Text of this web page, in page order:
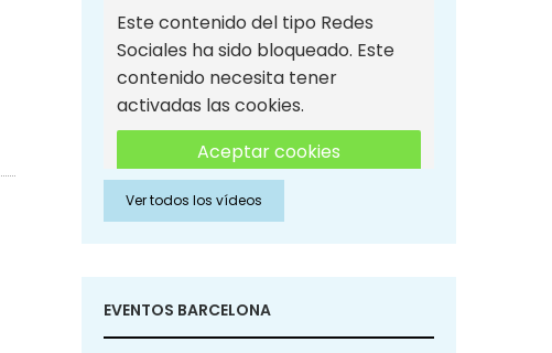
Este contenido del tipo Redes
Sociales ha sido bloqueado. Este
contenido necesita tener
activadas las cookies.
Aceptar cookies
Aceptar cookies de Redes
Sociales
Ver todos los vídeos
EVENTOS BARCELONA